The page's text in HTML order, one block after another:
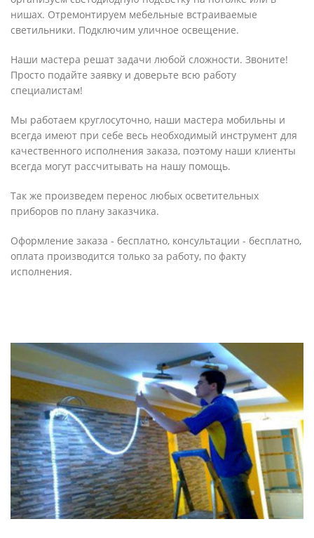
нишах. Отремонтируем мебельные встраиваемые
светильники. Подключим уличное освещение.
Наши мастера решат задачи любой сложности. Звоните!
Просто подайте заявку и доверьте всю работу
специалистам!
Мы работаем круглосуточно, наши мастера мобильны и
всегда имеют при себе весь необходимый инструмент для
качественного исполнения заказа, поэтому наши клиенты
всегда могут рассчитывать на нашу помощь.
Так же произведем перенос любых осветительных
приборов по плану заказчика.
Оформление заказа - бесплатно, консультации - бесплатно,
оплата производится только за работу, по факту
исполнения.